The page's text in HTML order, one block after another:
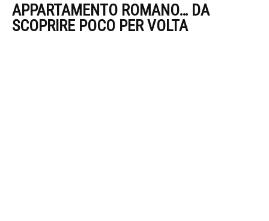
APPARTAMENTO ROMANO… DA
SCOPRIRE POCO PER VOLTA